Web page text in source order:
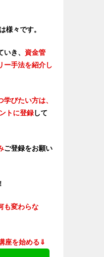
様々です。
き、 資金管
ー手法を紹介し
びたい方は、
トに登録して
ご登録をお願い
も変わらな
座を始める⇓